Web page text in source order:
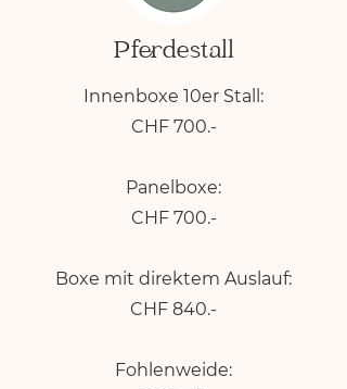
Pferdestall
Innenboxe 10er Stall:
CHF 700.-
Panelboxe:
CHF 700.-
Boxe mit direktem Auslauf:
CHF 840.-
Fohlenweide: